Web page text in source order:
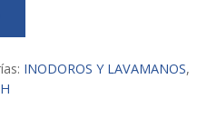
INODOROS Y LAVAMANOS,